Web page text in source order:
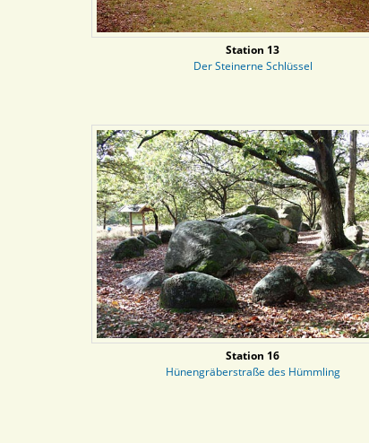
Station 13
Der Steinerne Schlüssel
Station 16
Hünengräberstraße des Hümmling